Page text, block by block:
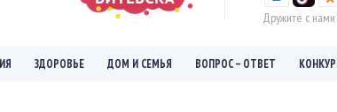
Дружите с нами
ЗДОРОВЬЕ ДОМ И СЕМЬЯ ВОПРОС – ОТВЕТ